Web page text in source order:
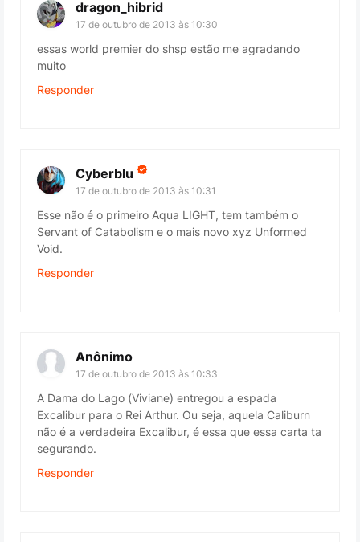
dragon_hibrid
17 de outubro de 2013 às 10:30
essas world premier do shsp estão me agradando
muito
Responder
Cyberblu
17 de outubro de 2013 às 10:31
Esse não é o primeiro Aqua LIGHT, tem também o
Servant of Catabolism e o mais novo xyz Unformed
Void.
Responder
Anônimo
17 de outubro de 2013 às 10:33
A Dama do Lago (Viviane) entregou a espada
Excalibur para o Rei Arthur. Ou seja, aquela Caliburn
não é a verdadeira Excalibur, é essa que essa carta ta
segurando.
Responder